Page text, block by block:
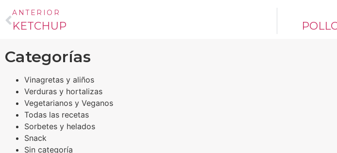
ANTERIOR
KETCHUP
Categorías
Vinagretas y aliños
Verduras y hortalizas
Vegetarianos y Veganos
Todas las recetas
Sorbetes y helados
Snack
Sin categoría